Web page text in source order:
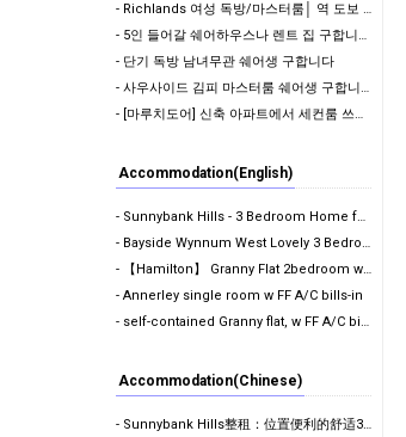
- Richlands 여성 독방/마스터룸│ 역 도보 10분 │ 에어컨 │ 모든 빌 포함 │ 단…
- 5인 들어갈 쉐어하우스나 렌트 집 구합니다 !
- 단기 독방 남녀무관 쉐어생 구합니다
- 사우사이드 김피 마스터룸 쉐어생 구합니다.
- [마루치도어] 신축 아파트에서 세컨룸 쓰실 커플 혹은 2인 쉐어 구합니다. 플라자 도보 5…
Accommodation(English)
- Sunnybank Hills - 3 Bedroom Home for Rent
- Bayside Wynnum West Lovely 3 Bedroom Home Availabl…
- 【Hamilton】 Granny Flat 2bedroom with 1bathroom | P…
- Annerley single room w FF A/C bills-in
- self-contained Granny flat, w FF A/C bills. 1P ,w…
Accommodation(Chinese)
- Sunnybank Hills整租：位置便利的舒适3房1卫！